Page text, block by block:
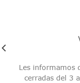
Les informamos
cerradas del 3